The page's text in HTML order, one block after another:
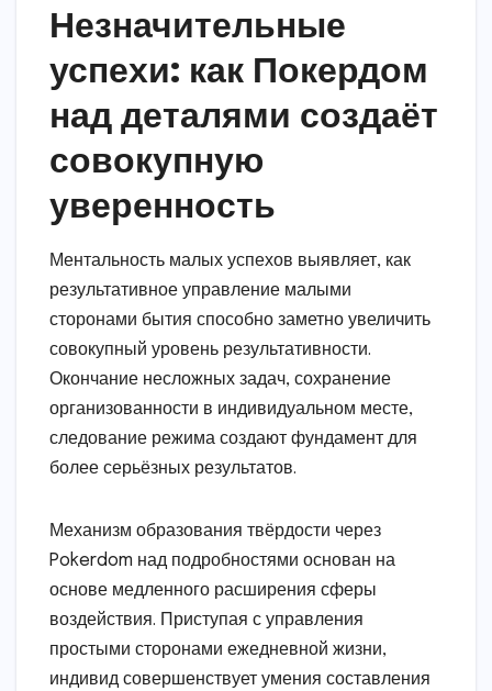
Незначительные
успехи: как Покердом
над деталями создаёт
совокупную
уверенность
Ментальность малых успехов выявляет, как
результативное управление малыми
сторонами бытия способно заметно увеличить
совокупный уровень результативности.
Окончание несложных задач, сохранение
организованности в индивидуальном месте,
следование режима создают фундамент для
более серьёзных результатов.
Механизм образования твёрдости через
Pokerdom над подробностями основан на
основе медленного расширения сферы
воздействия. Приступая с управления
простыми сторонами ежедневной жизни,
индивид совершенствует умения составления